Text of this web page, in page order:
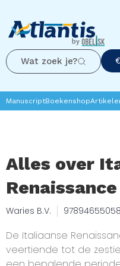
Wat zoek je?
ManuscriptBoekenshop
Alles over
Renaissance
Waries B.V.
De Italiaanse
veertiende tot de